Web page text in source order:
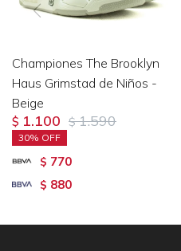
Championes The Brooklyn
Haus Grimstad de Niños -
Beige
$ 1.100 $ 1.590
30
$ 770
$ 880